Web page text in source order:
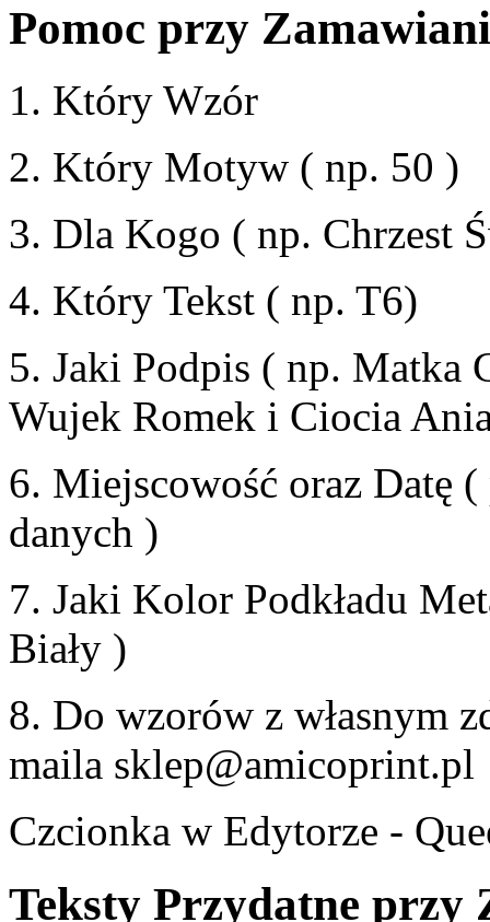
Pomoc przy
1. Który Wzór
2. Który Motyw ( np. 50 )
3. Dla Kogo ( np. Chrzest
4. Który Tekst ( np. T6)
5. Jaki Podpis ( np. Matka
Wujek Romek i Ciocia
6. Miejscowość oraz Datę (
danych )
7. Jaki Kolor Podkładu
Biały )
8. Do wzorów z własnym
maila sklep@amicoprint.pl
Czcionka w Edytorze -
Teksty Przydatne